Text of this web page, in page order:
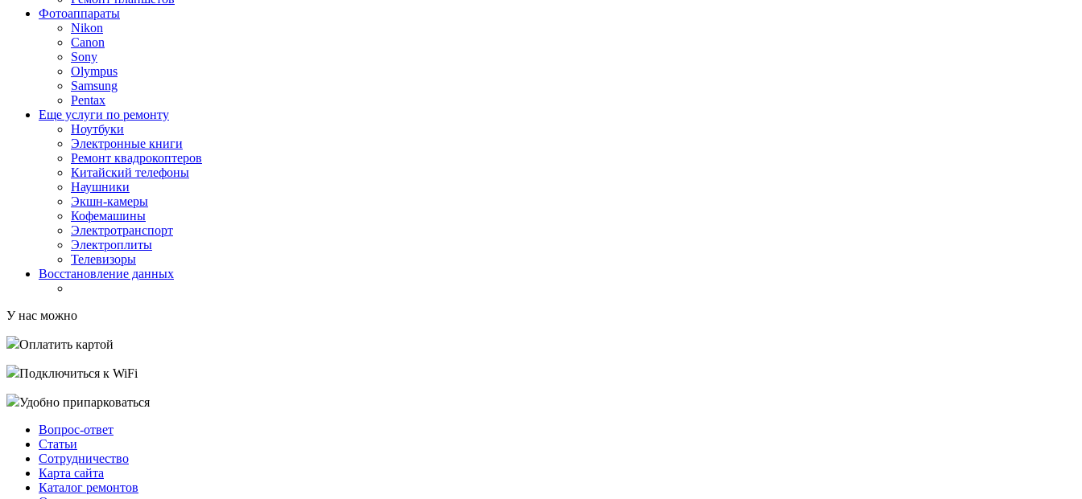
Фотоаппараты
Nikon
Canon
Sony
Olympus
Samsung
Pentax
Еще услуги по ремонту
Ноутбуки
Электронные книги
Ремонт квадрокоптеров
Китайский телефоны
Наушники
Экшн-камеры
Кофемашины
Электротранспорт
Электроплиты
Телевизоры
Восстановление данных
У нас можно
Оплатить картой
Подключиться к WiFi
Удобно припарковаться
Вопрос-ответ
Статьи
Сотрудничество
Карта сайта
Каталог ремонтов